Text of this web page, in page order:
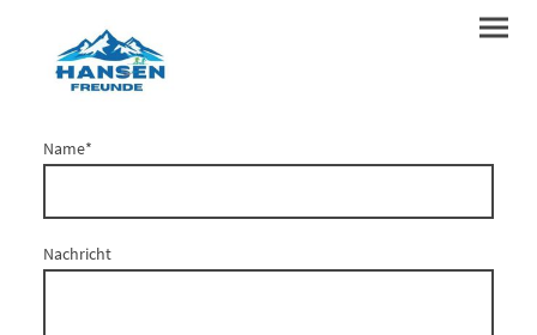
Name*
Nachricht